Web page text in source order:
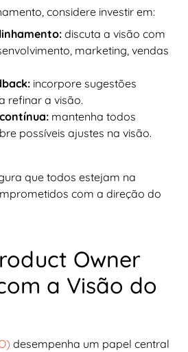
considere investir em:
discuta a visão com
marketing, vendas
incorpore sugestões
refinar a visão.
mantenha todos
possíveis ajustes na visão.
que todos estejam na
com a direção do
Owner
a Visão do
desempenha um papel central